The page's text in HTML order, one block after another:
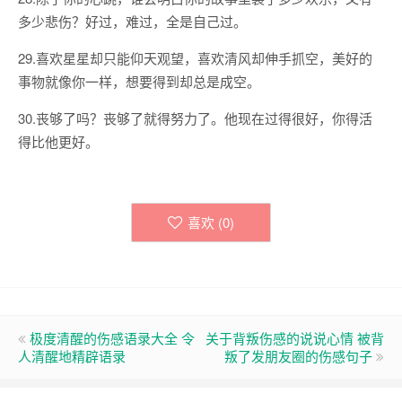
多少悲伤？好过，难过，全是自己过。
29.喜欢星星却只能仰天观望，喜欢清风却伸手抓空，美好的
事物就像你一样，想要得到却总是成空。
30.丧够了吗？丧够了就得努力了。他现在过得很好，你得活
得比他更好。
喜欢 (0)
极度清醒的伤感语录大全 令
人清醒地精辟语录
关于背叛伤感的说说心情 被背
叛了发朋友圈的伤感句子